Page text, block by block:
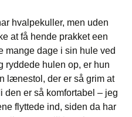
hvalpekuller, men uden
at få hende prakket een
mange dage i sin hule ved
ryddede hulen op, er hun
lænestol, der er så grim at
den er så komfortabel – jeg
flyttede ind, siden da har